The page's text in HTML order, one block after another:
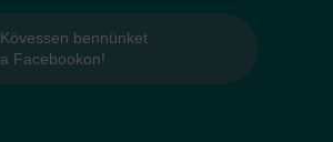
Kövessen bennünket
a Facebookon!